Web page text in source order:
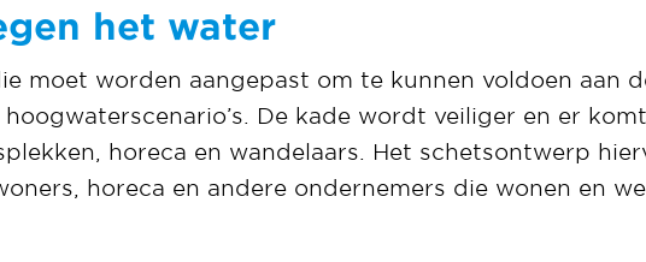
het water
moet worden aangepast om te kunnen voldoen aan
De kade wordt veiliger en er
horeca en wandelaars. Het schetsontwerp
horeca en andere ondernemers die wonen en